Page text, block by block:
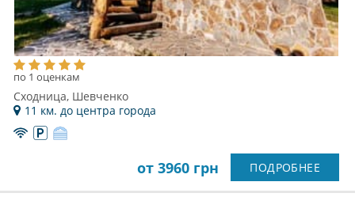
по 1 оценкам
Сходница, Шевченко
11 км. до центра города
от 3960 грн ПОДРОБНЕЕ